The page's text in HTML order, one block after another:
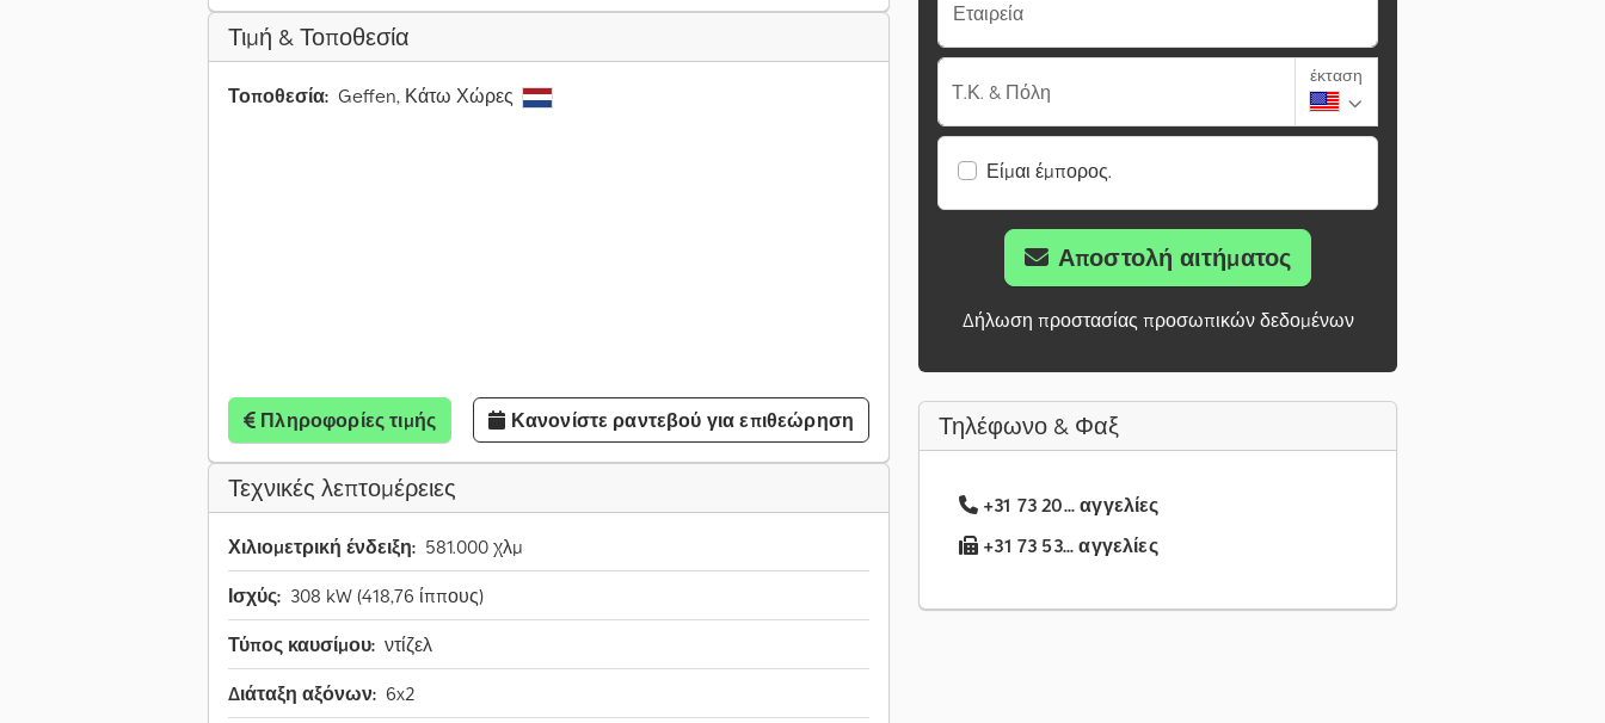
Τιμή & Τοποθεσία
Τοποθεσία: Geffen, Κάτω Χώρες
Πληροφορίες τιμής Κανονίστε ραντεβού για επιθεώρηση
Τεχνικές λεπτομέρειες
Χιλιομετρική ένδειξη: 581.000 χλμ
Ισχύς: 308 kW (418,76 ίππους)
Τύπος καυσίμου: ντίζελ
Διάταξη αξόνων: 6x2
Εταιρεία
Τ.Κ. & Πόλη
έκταση
Είμαι έμπορος.
Αποστολή αιτήματος
Δήλωση προστασίας προσωπικών δεδομένων
Τηλέφωνο & Φαξ
+31 73 20... αγγελίες
+31 73 53... αγγελίες